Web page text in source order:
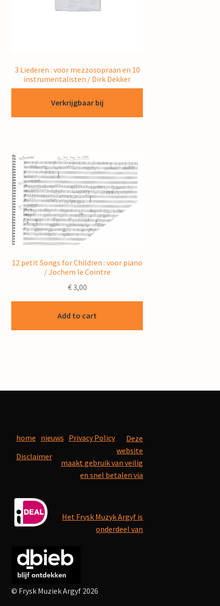
3 Liederen : voor mezzosopraan en 10
instrumentalisten / Dirk Dekker
Verkrijgbaar bij
12 petit Songs for Children : voor piano
/ Jochem le Cointre
€3,00
Add to cart
home nieuws Privacy Policy
Disclaimer
Deze
website
maakt gebruik van veilig
en snel betalen via
Het Frysk Muzyk Argyf is
onderdeel van
© Frysk Muziek Argyf 2026